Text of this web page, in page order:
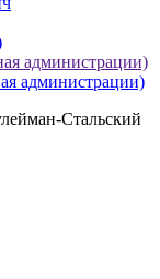
администрации)
администрации)
Стальский